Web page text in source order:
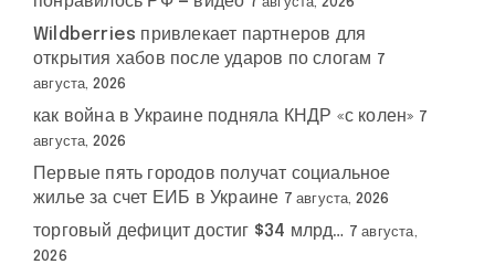
Wildberries привлекает партнеров для
открытия хабов после ударов по слогам 7
августа, 2026
как война в Украине подняла КНДР «с колен» 7
августа, 2026
Первые пять городов получат социальное
жилье за счет ЕИБ в Украине 7 августа, 2026
торговый дефицит достиг $34 млрд… 7 августа,
2026